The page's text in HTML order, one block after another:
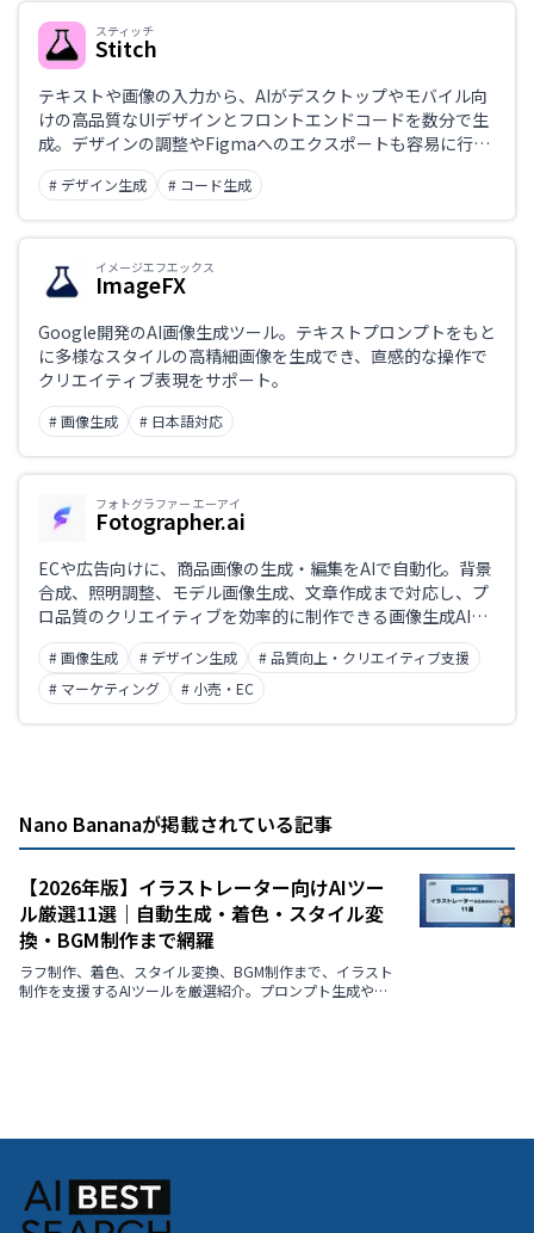
スティッチ
Stitch
テキストや画像の入力から、AIがデスクトップやモバイル向
けの高品質なUIデザインとフロントエンドコードを数分で生
成。デザインの調整やFigmaへのエクスポートも容易に行え
る、Googleの次世代AIデザインツール。
# デザイン生成 # コード生成
イメージエフエックス
ImageFX
Google開発のAI画像生成ツール。テキストプロンプトをもと
に多様なスタイルの高精細画像を生成でき、直感的な操作で
クリエイティブ表現をサポート。
# 画像生成 # 日本語対応
フォトグラファー エーアイ
Fotographer.ai
ECや広告向けに、商品画像の生成・編集をAIで自動化。背景
合成、照明調整、モデル画像生成、文章作成まで対応し、プ
ロ品質のクリエイティブを効率的に制作できる画像生成AIツ
ール。
# 画像生成 # デザイン生成
# 品質向上・クリエイティブ支援
# マーケティング
# 小売・EC
Nano Bananaが掲載されている記事
【2026年版】イラストレーター向けAIツー
ル厳選11選｜自動生成・着色・スタイル変
換・BGM制作まで網羅
ラフ制作、着色、スタイル変換、BGM制作まで、イラスト
制作を支援するAIツールを厳選紹介。プロンプト生成や画